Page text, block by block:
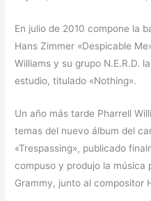
En julio de 2010 compone la
Hans Zimmer «Despicable
Williams y su grupo N.E.R.D.
estudio, titulado «Nothing».
Un año más tarde Pharrell
temas del nuevo álbum del
«Trespassing», publicado
compuso y produjo la música
Grammy, junto al compositor